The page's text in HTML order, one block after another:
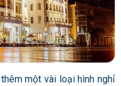
một vài loại hình nghỉ